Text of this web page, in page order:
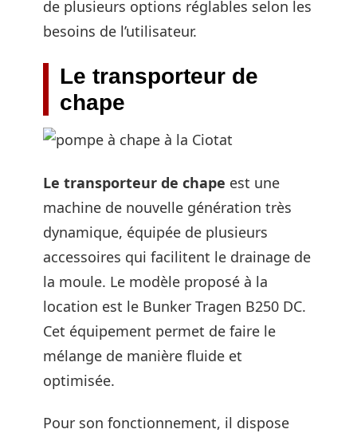
de plusieurs options réglables selon les
besoins de l’utilisateur.
Le transporteur de
chape
Le transporteur de chape est une
machine de nouvelle génération très
dynamique, équipée de plusieurs
accessoires qui facilitent le drainage de
la moule. Le modèle proposé à la
location est le Bunker Tragen B250 DC.
Cet équipement permet de faire le
mélange de manière fluide et
optimisée.
Pour son fonctionnement, il dispose